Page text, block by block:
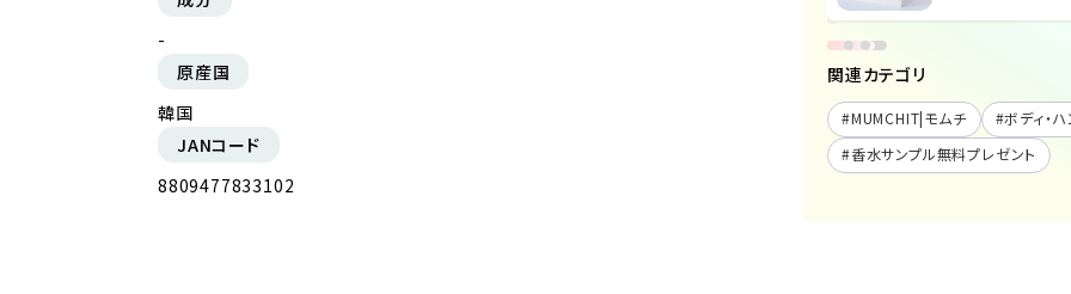
-
原産国
韓国
JANコード
8809477833102
関連カテゴリ
#MUMCHIT|モムチ #ボディ・
#香水サンプル無料プレゼント